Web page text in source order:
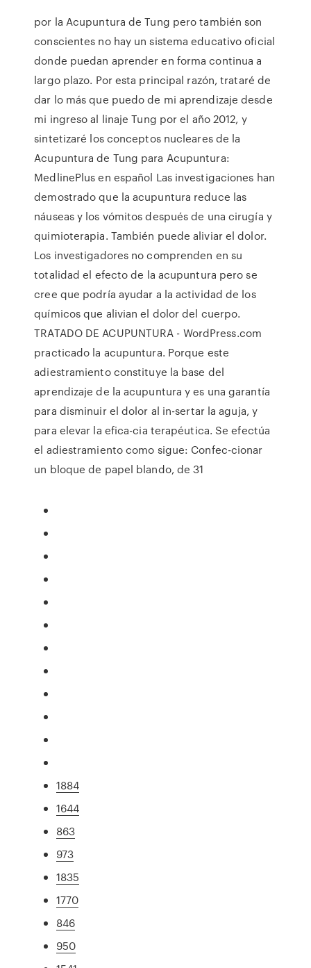
por la Acupuntura de Tung pero también son
conscientes no hay un sistema educativo oficial
donde puedan aprender en forma continua a
largo plazo. Por esta principal razón, trataré de
dar lo más que puedo de mi aprendizaje desde
mi ingreso al linaje Tung por el año 2012, y
sintetizaré los conceptos nucleares de la
Acupuntura de Tung para Acupuntura:
MedlinePlus en español Las investigaciones han
demostrado que la acupuntura reduce las
náuseas y los vómitos después de una cirugía y
quimioterapia. También puede aliviar el dolor.
Los investigadores no comprenden en su
totalidad el efecto de la acupuntura pero se
cree que podría ayudar a la actividad de los
químicos que alivian el dolor del cuerpo.
TRATADO DE ACUPUNTURA - WordPress.com
practicado la acupuntura. Porque este
adiestramiento constituye la base del
aprendizaje de la acupuntura y es una garantía
para disminuir el dolor al in-sertar la aguja, y
para elevar la efica-cia terapéutica. Se efectúa
el adiestramiento como sigue: Confec-cionar
un bloque de papel blando, de 31
1884
1644
863
973
1835
1770
846
950